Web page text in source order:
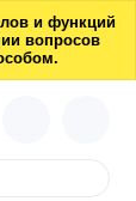
и функций
вопросов